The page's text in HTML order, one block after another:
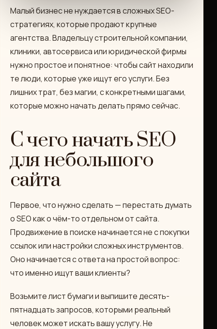
Малый бизнес не нуждается в сложных SEO-
стратегиях, которые продают крупные
агентства. Владельцу строительной компании,
клиники, автосервиса или юридической фирмы
нужно простое и понятное: чтобы сайт находили
те люди, которые уже ищут его услуги. Без
лишних трат, без магии, с конкретными шагами,
которые можно начать делать прямо сейчас.
С чего начать SEO
для небольшого
сайта
Первое, что нужно сделать — перестать думать
о SEO как о чём-то отдельном от сайта.
Продвижение в поиске начинается не с покупки
ссылок или настройки сложных инструментов.
Оно начинается с ответа на простой вопрос:
что именно ищут ваши клиенты?
Возьмите лист бумаги и выпишите десять-
пятнадцать запросов, которыми реальный
человек может искать вашу услугу. Не